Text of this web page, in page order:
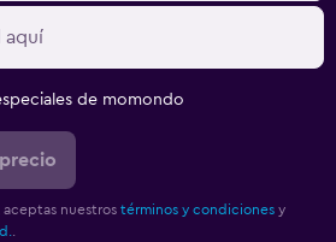
de momondo
nuestros términos y condiciones y